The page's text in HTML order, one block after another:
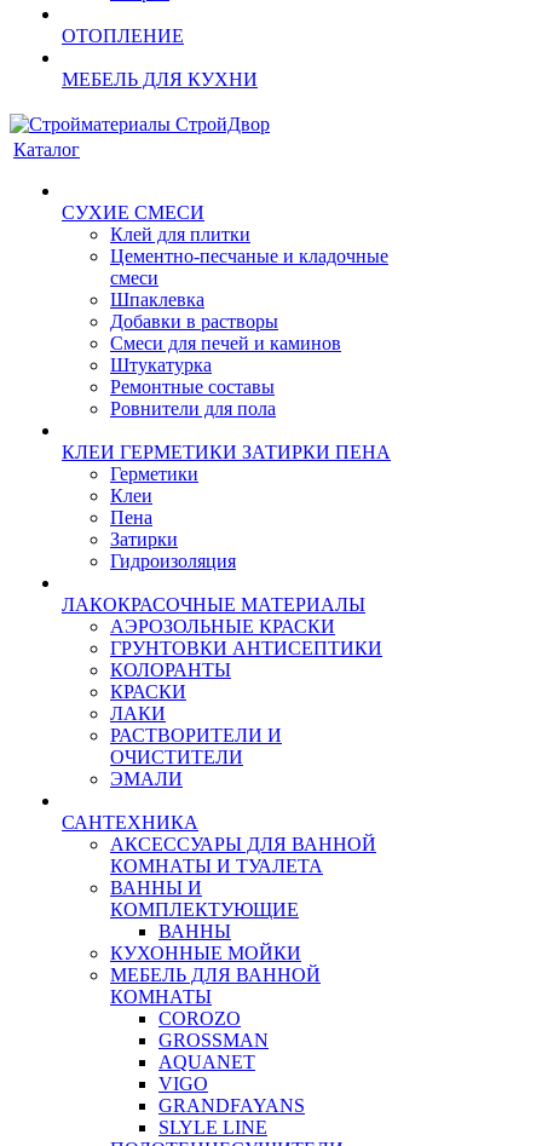
ОТОПЛЕНИЕ
МЕБЕЛЬ ДЛЯ КУХНИ
Каталог
СУХИЕ СМЕСИ
Клей для плитки
Цементно-песчаные и кладочные
смеси
Шпаклевка
Добавки в растворы
Смеси для печей и каминов
Штукатурка
Ремонтные составы
Ровнители для пола
КЛЕИ ГЕРМЕТИКИ ЗАТИРКИ ПЕНА
Герметики
Клеи
Пена
Затирки
Гидроизоляция
ЛАКОКРАСОЧНЫЕ МАТЕРИАЛЫ
АЭРОЗОЛЬНЫЕ КРАСКИ
ГРУНТОВКИ АНТИСЕПТИКИ
КОЛОРАНТЫ
КРАСКИ
ЛАКИ
РАСТВОРИТЕЛИ И
ОЧИСТИТЕЛИ
ЭМАЛИ
САНТЕХНИКА
АКСЕССУАРЫ ДЛЯ ВАННОЙ
КОМНАТЫ И ТУАЛЕТА
ВАННЫ И
КОМПЛЕКТУЮЩИЕ
ВАННЫ
КУХОННЫЕ МОЙКИ
МЕБЕЛЬ ДЛЯ ВАННОЙ
КОМНАТЫ
COROZO
GROSSMAN
AQUANET
VIGO
GRANDFAYANS
SLYLE LINE